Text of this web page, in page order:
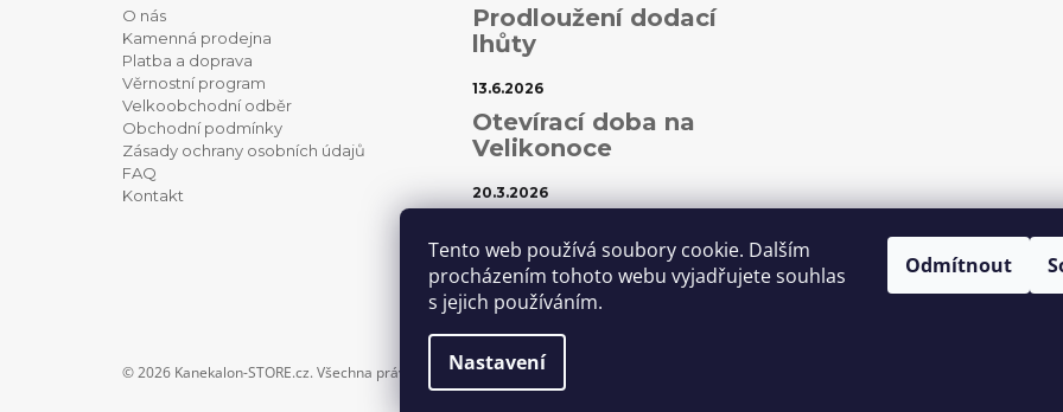
Tento web používá soubory cookie. Dalším
procházením tohoto webu vyjadřujete souhlas
s jejich používáním.
Nastavení
Odmítnout
O nás
Kamenná prodejna
Platba a doprava
Věrnostní program
Velkoobchodní odběr
Obchodní podmínky
Zásady ochrany osobních údajů
FAQ
Kontakt
Prodloužení dodací
lhůty
13.6.2026
Otevírací doba na
Velikonoce
20.3.2026
1.12.2025
© 2026 Kanekalon-STORE.cz. Všechna práva vyhrazena.Upravit nastavení cookies